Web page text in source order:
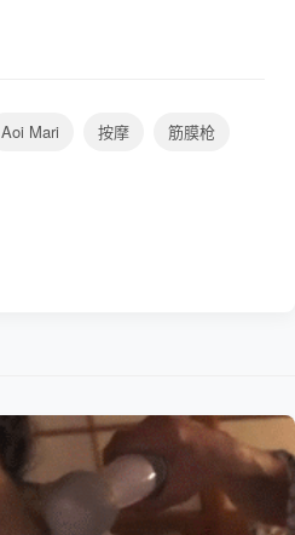
Aoi Mari 按摩 筋膜枪